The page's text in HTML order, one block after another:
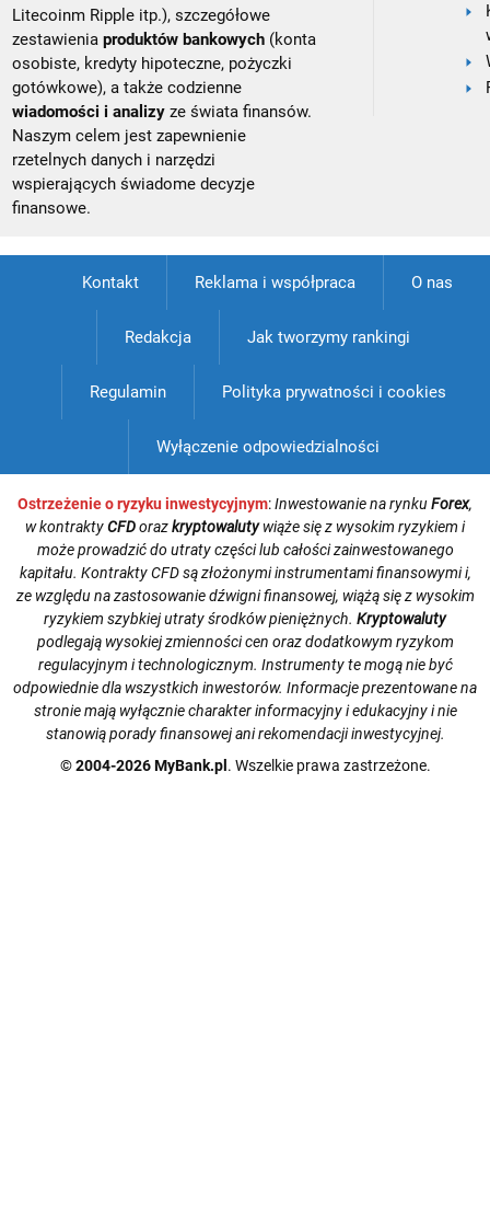
Litecoinm Ripple itp.), szczegółowe
zestawieniaproduktów bankowych (konta
osobiste, kredyty hipoteczne, pożyczki
gotówkowe), a także codzienne
wiadomości i analizy ze świata finansów.
Naszym celem jest zapewnienie
rzetelnych danych i narzędzi
wspierających świadome decyzje
finansowe.
Kontakt Reklama i współpraca O nas
Redakcja Jak tworzymy rankingi
Regulamin Polityka prywatności i cookies
Wyłączenie odpowiedzialności
Ostrzeżenie o ryzyku inwestycyjnym:Inwestowanie na rynkuForex,
w kontraktyCFDorazkryptowalutywiąże się z wysokim ryzykiem i
może prowadzić do utraty części lub całości zainwestowanego
kapitału. Kontrakty CFD są złożonymi instrumentami finansowymi i,
ze względu na zastosowanie dźwigni finansowej, wiążą się z wysokim
ryzykiem szybkiej utraty środków pieniężnych. Kryptowaluty
podlegają wysokiej zmienności cen oraz dodatkowym ryzykom
regulacyjnym i technologicznym. Instrumenty te mogą nie być
odpowiednie dla wszystkich inwestorów. Informacje prezentowane na
stronie mają wyłącznie charakter informacyjny i edukacyjny i nie
stanowią porady finansowej ani rekomendacji inwestycyjnej.
© 2004-2026 MyBank.pl . Wszelkie prawa zastrzeżone.